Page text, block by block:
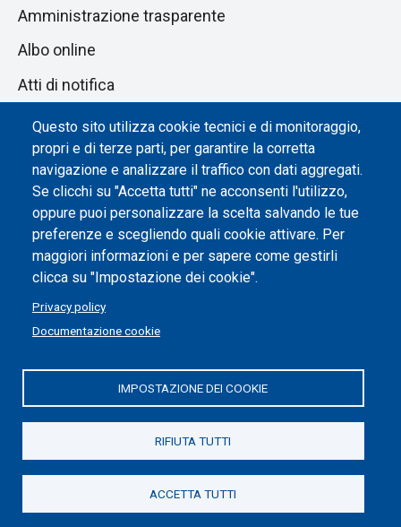
Questo sito utilizza cookie tecnici e di monitoraggio,
propri e di terze parti, per garantire la corretta
navigazione e analizzare il traffico con dati aggregati.
Se clicchi su "Accetta tutti" ne acconsenti l'utilizzo,
oppure puoi personalizzare la scelta salvando le tue
preferenze e scegliendo quali cookie attivare. Per
maggiori informazioni e per sapere come gestirli
clicca su "Impostazione dei cookie".
Privacy policy
Documentazione cookie
IMPOSTAZIONE DEI COOKIE
RIFIUTA TUTTI
ACCETTA TUTTI
Amministrazione trasparente
Albo online
Atti di notifica
Dichiarazione di accessibilità
Impostazione dei cookie
Politecnico di Torino | Corso Duca degli Abruzzi, 24 | 10129
Torino, ITALIA | P.IVA/C.F. 00518460019 | PEC